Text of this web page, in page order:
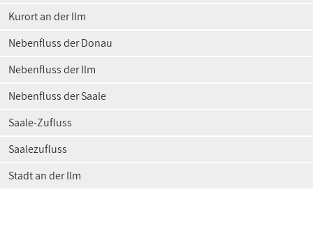
Kurort an der Ilm
Nebenfluss der Donau
Nebenfluss der Ilm
Nebenfluss der Saale
Saale-Zufluss
Saalezufluss
Stadt an der Ilm